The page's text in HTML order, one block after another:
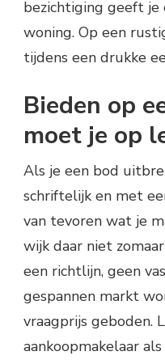
bezichtiging geeft
woning. Op een
tijdens een drukke
Bieden op
moet je op
Als je een bod
schriftelijk en met
van tevoren wat je
wijk daar niet
een richtlijn, geen
gespannen markt
vraagprijs geboden.
aankoopmakelaar